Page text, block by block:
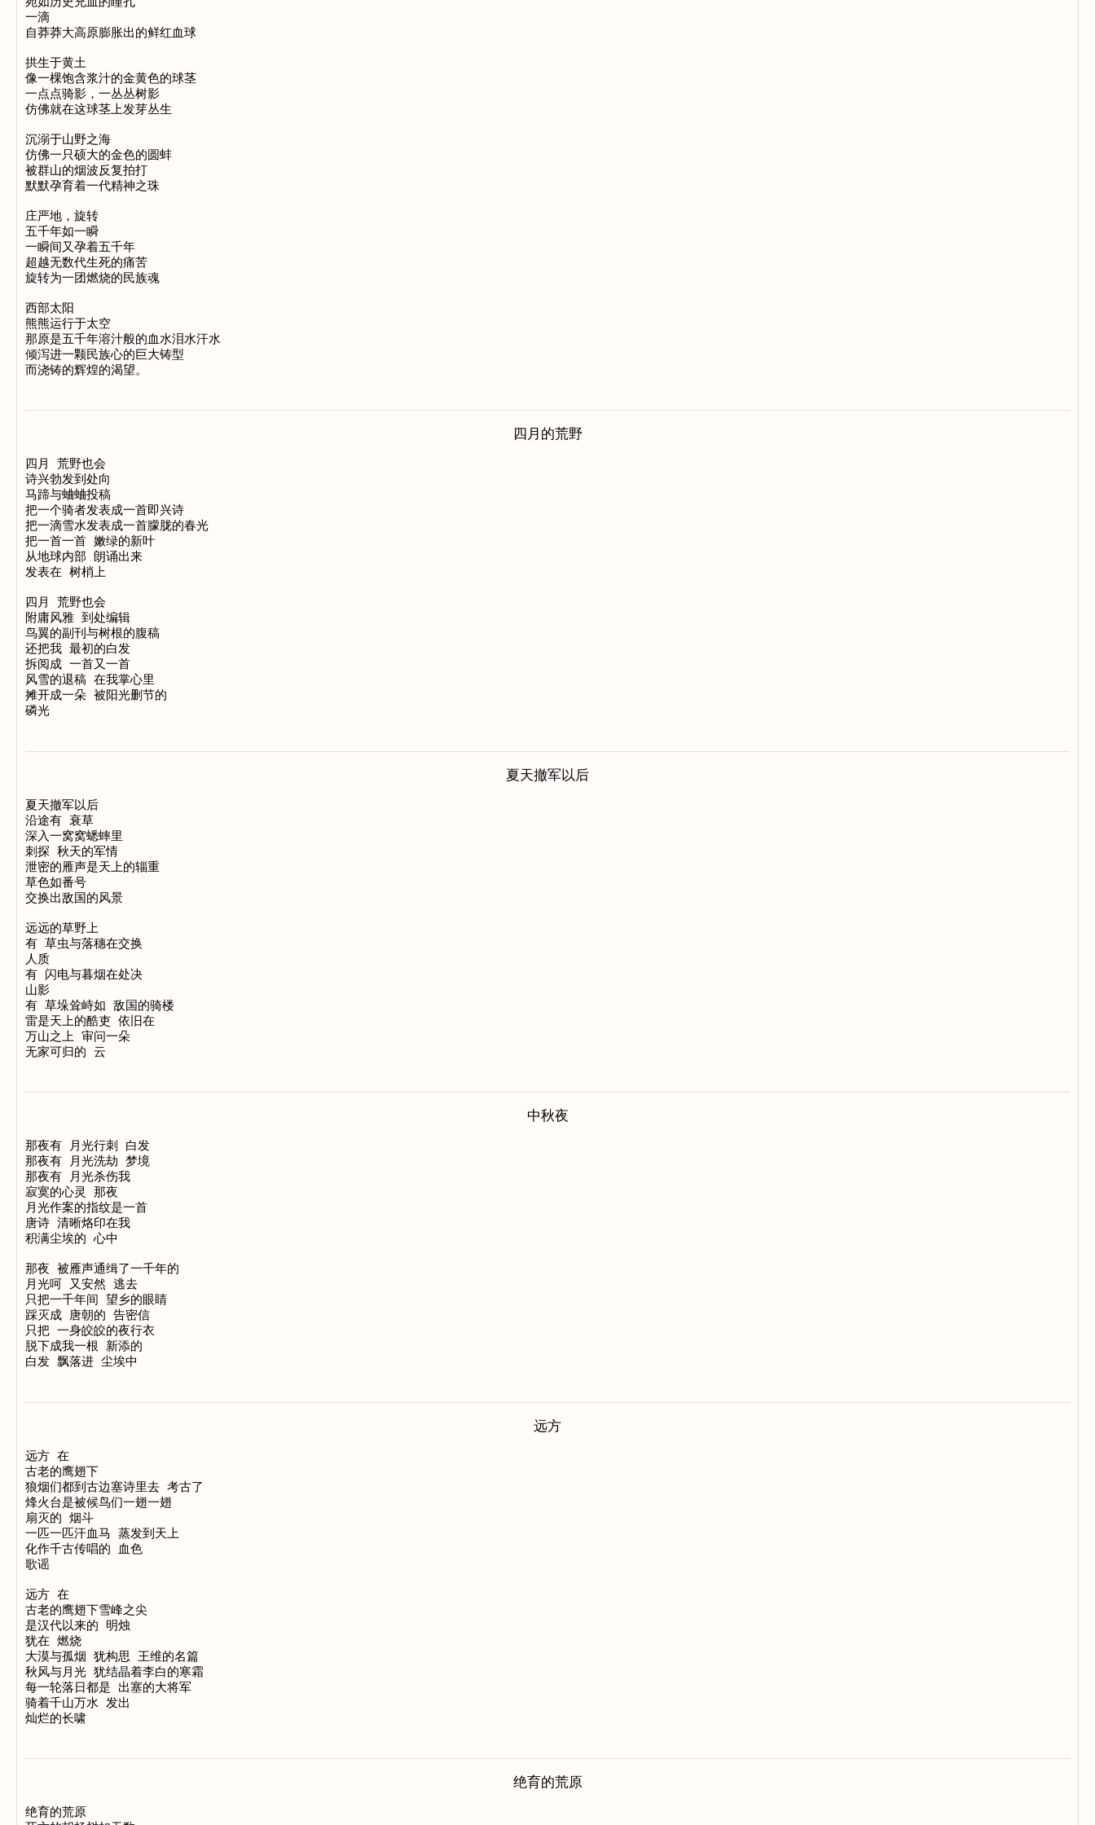
一滴
自莽莽大高原膨胀出的鲜红血球
拱生于黄土
像一棵饱含浆汁的金黄色的球茎
一点点骑影，一丛丛树影
仿佛就在这球茎上发芽丛生
沉溺于山野之海
仿佛一只硕大的金色的圆蚌
被群山的烟波反复拍打
默默孕育着一代精神之珠
庄严地，旋转
五千年如一瞬
一瞬间又孕着五千年
超越无数代生死的痛苦
旋转为一团燃烧的民族魂
西部太阳
熊熊运行于太空
那原是五千年溶汁般的血水泪水汗水
倾泻进一颗民族心的巨大铸型
四月的荒野
四月 荒野也会
诗兴勃发到处向
马蹄与蛐蛐投稿
把一个骑者发表成一首即兴诗
把一滴雪水发表成一首朦胧的春光
把一首一首 嫩绿的新叶
从地球内部 朗诵出来
发表在 树梢上
四月 荒野也会
附庸风雅 到处编辑
鸟翼的副刊与树根的腹稿
还把我 最初的白发
拆阅成 一首又一首
风雪的退稿 在我掌心里
摊开成一朵 被阳光删节的
夏天撤军以后
夏天撤军以后
沿途有 衰草
深入一窝窝蟋蟀里
刺探 秋天的军情
泄密的雁声是天上的辎重
草色如番号
交换出敌国的风景
远远的草野上
有 草虫与落穗在交换
人质
有 闪电与暮烟在处决
山影
有 草垛耸峙如 敌国的骑楼
雷是天上的酷吏 依旧在
万山之上 审问一朵
中秋夜
那夜有 月光行刺 白发
那夜有 月光洗劫 梦境
那夜有 月光杀伤我
寂寞的心灵 那夜
月光作案的指纹是一首
唐诗 清晰烙印在我
积满尘埃的 心中
那夜 被雁声通缉了一千年的
月光呵 又安然 逃去
只把一千年间 望乡的眼睛
踩灭成 唐朝的 告密信
只把 一身皎皎的夜行衣
脱下成我一根 新添的
远方
远方 在
古老的鹰翅下
狼烟们都到古边塞诗里去 考古了
烽火台是被候鸟们一翅一翅
扇灭的 烟斗
一匹一匹汗血马 蒸发到天上
化作千古传唱的 血色
歌谣
远方 在
古老的鹰翅下雪峰之尖
是汉代以来的 明烛
犹在 燃烧
大漠与孤烟 犹构思 王维的名篇
秋风与月光 犹结晶着李白的寒霜
每一轮落日都是 出塞的大将军
骑着千山万水 发出
绝育的荒原
绝育的荒原